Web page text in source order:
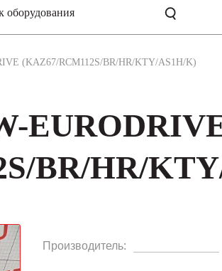
(KAZ67/RCM112S/BR/HR/KTY/AS1H/K)
BR/HR/
Производитель: